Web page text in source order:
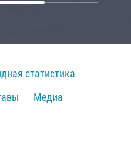
статистика
Медиа